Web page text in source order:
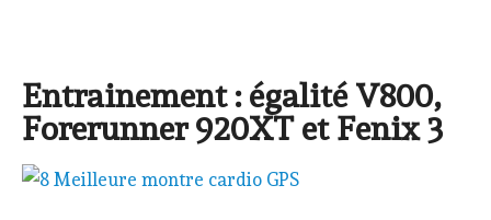
Entrainement : égalité V800,
Forerunner 920XT et Fenix 3